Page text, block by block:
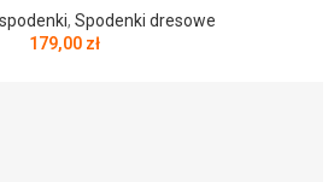
, Spodenki dresowe
179,00 zł